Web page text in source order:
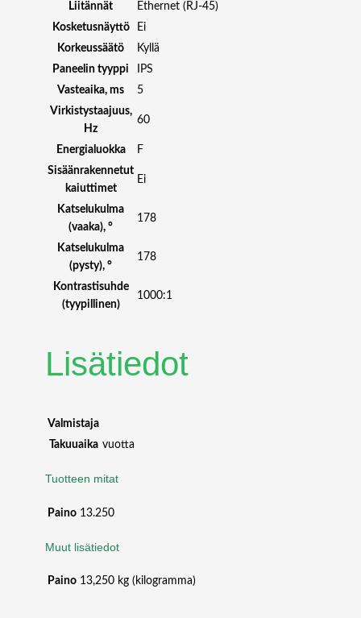
Liitännät
Ethernet (RJ-45)
Kosketusnäyttö
Ei
Korkeussäätö
Kyllä
Paneelin tyyppi
IPS
Vasteaika, ms
5
Virkistystaajuus,
Hz
60
Energialuokka
F
Sisäänrakennetut
kaiuttimet
Ei
Katselukulma
(vaaka), °
178
Katselukulma
(pysty), °
178
Kontrastisuhde
(tyypillinen)
1000:1
Lisätiedot
Valmistaja
Takuuaika vuotta
Tuotteen mitat
Paino 13.250
Muut lisätiedot
Paino 13,250 kg (kilogramma)